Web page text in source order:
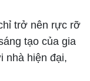
trở nên rực rỡ
tạo của gia
nhà hiện đại,